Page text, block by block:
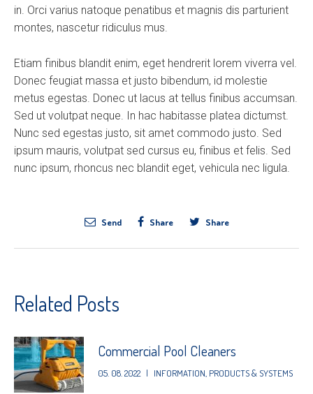
in. Orci varius natoque penatibus et magnis dis parturient
montes, nascetur ridiculus mus.
Etiam finibus blandit enim, eget hendrerit lorem viverra vel.
Donec feugiat massa et justo bibendum, id molestie
metus egestas. Donec ut lacus at tellus finibus accumsan.
Sed ut volutpat neque. In hac habitasse platea dictumst.
Nunc sed egestas justo, sit amet commodo justo. Sed
ipsum mauris, volutpat sed cursus eu, finibus et felis. Sed
nunc ipsum, rhoncus nec blandit eget, vehicula nec ligula.
Send Share Share
Related Posts
Commercial Pool Cleaners
05. 08. 2022 | INFORMATION PRODUCTS & SYSTEMS